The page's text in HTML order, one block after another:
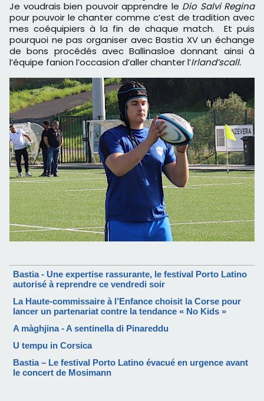
Je voudrais bien pouvoir apprendre le Dio Salvi Regina
pour pouvoir le chanter comme c’est de tradition avec
mes coéquipiers à la fin de chaque match. Et puis
pourquoi ne pas organiser avec Bastia XV un échange
de bons procédés avec Ballinasloe donnant ainsi à
l’équipe fanion l’occasion d’aller chanter l’Irland’scall.
Bastia - Une expertise rassurante, le festival Porto Latino
autorisé à reprendre ce vendredi soir
La Haute-commissaire à l’Enfance choisit la Corse pour
lancer un partenariat contre la tendance « No Kids »
A màghjina - A sentinella di Pinareddu
U tempu in Corsica
Bastia – Le festival Porto Latino évacué en urgence avant
le concert de Mosimann